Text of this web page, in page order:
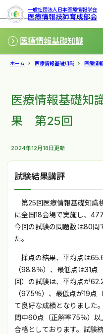
一般社団法人日本医療情報学会
医療情報技師育成部会
医療情報基礎知識
ホーム 医療情報基礎知識 医療情
医療情報基礎
果 第25回
2024年12月18日更新
試験結果講評
第25回医療情報基礎知識
に全国18会場で実施し、
今回の試験の問題数は80問
た。
採点の結果、平均点は
（98.8％）、最低点は31
回）の試験は、平均点が
（97.5％）、最低点が19点
て良好な成績となりました
問中60点（正解率75％）
合格としております。試験